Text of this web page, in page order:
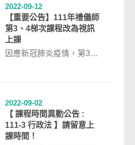
2022-09-12
【重要公告】111年禮儀師
第3、4梯次課程改為視訊
上課
因應新冠肺炎疫情，第3梯
2022-09-02
【 課程時間異動公告 :
111-3 行政法 】請留意上
課時間！